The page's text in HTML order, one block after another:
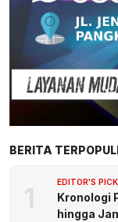
BERITA
1 EDITOR'S PICK
Kronologi
hingga